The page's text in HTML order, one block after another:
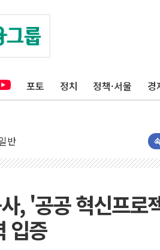
포토 정치 정책·서울 경
반
, '공공 혁신프
입증